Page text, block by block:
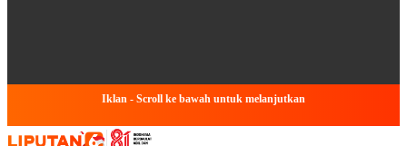
Iklan - Scroll ke bawah untuk melanjutkan